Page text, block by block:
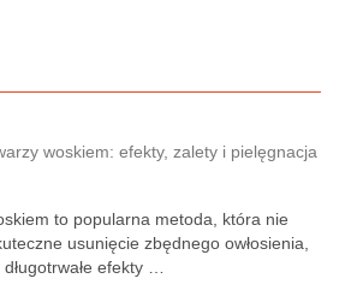
woskiem: efekty, zalety i pielęgnacja
to popularna metoda, która nie
usunięcie zbędnego owłosienia,
efekty …